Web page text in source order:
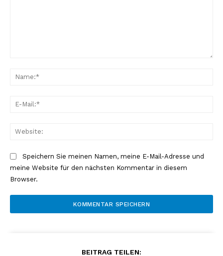
Speichern Sie meinen Namen, meine E-Mail-Adresse und
meine Website für den nächsten Kommentar in diesem
Browser.
BEITRAG TEILEN: